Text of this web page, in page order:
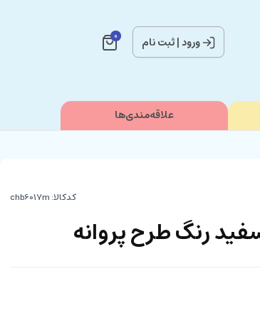
ورود|ثبت نام 0
علاقه‌مندی‌ها
کدکالا:
رنگ طرح پروانه